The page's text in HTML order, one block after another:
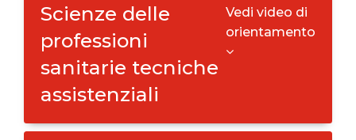
Scienze delle
professioni
sanitarie tecniche
assistenziali
Vedi video di
orientamento